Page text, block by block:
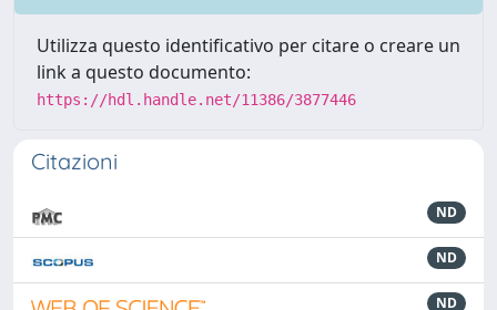
Utilizza questo identificativo per citare o creare un
link a questo documento:
https://hdl.handle.net/11386/3877446
Citazioni
ND
ND
ND